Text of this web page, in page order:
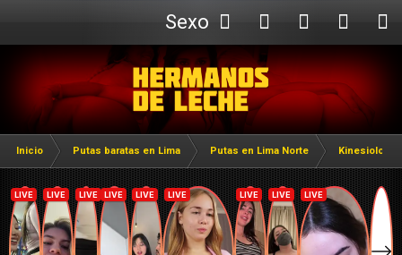
Sexo
Webcam
Inicio Putas baratas en Lima Putas en Lima Norte